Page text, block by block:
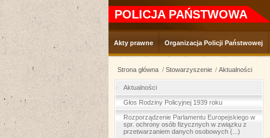
POLICJA PAŃSTWOWA
Akty prawne Organizacja Policji Państwowej
Strona główna Stowarzyszenie Aktualności
Aktualności
Głos Rodziny Policyjnej 1939 roku
Rozporządzenie Parlamentu Europejskiego w
spr. ochrony osób fizycznych w związku z
przetwarzaniem danych osobowych (...)